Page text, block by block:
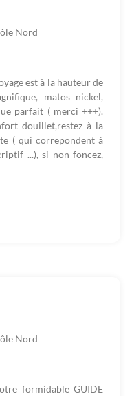
Nord
est à la hauteur de
matos nickel,
parfait ( merci +++).
douillet,restez à la
( qui correpondent à
...), si non foncez,
Nord
formidable GUIDE